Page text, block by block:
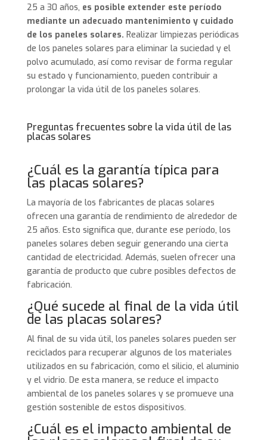
25 a 30 años, es posible extender este período
mediante un adecuado mantenimiento y cuidado
de los paneles solares. Realizar limpiezas periódicas
de los paneles solares para eliminar la suciedad y el
polvo acumulado, así como revisar de forma regular
su estado y funcionamiento, pueden contribuir a
prolongar la vida útil de los paneles solares.
Preguntas frecuentes sobre la vida útil de las
placas solares
¿Cuál es la garantía típica para
las placas solares?
La mayoría de los fabricantes de placas solares
ofrecen una garantía de rendimiento de alrededor de
25 años. Esto significa que, durante ese período, los
paneles solares deben seguir generando una cierta
cantidad de electricidad. Además, suelen ofrecer una
garantía de producto que cubre posibles defectos de
fabricación.
¿Qué sucede al final de la vida útil
de las placas solares?
Al final de su vida útil, los paneles solares pueden ser
reciclados para recuperar algunos de los materiales
utilizados en su fabricación, como el silicio, el aluminio
y el vidrio. De esta manera, se reduce el impacto
ambiental de los paneles solares y se promueve una
gestión sostenible de estos dispositivos.
¿Cuál es el impacto ambiental de